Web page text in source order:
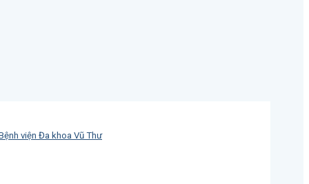
viện Đa khoa Vũ Thư